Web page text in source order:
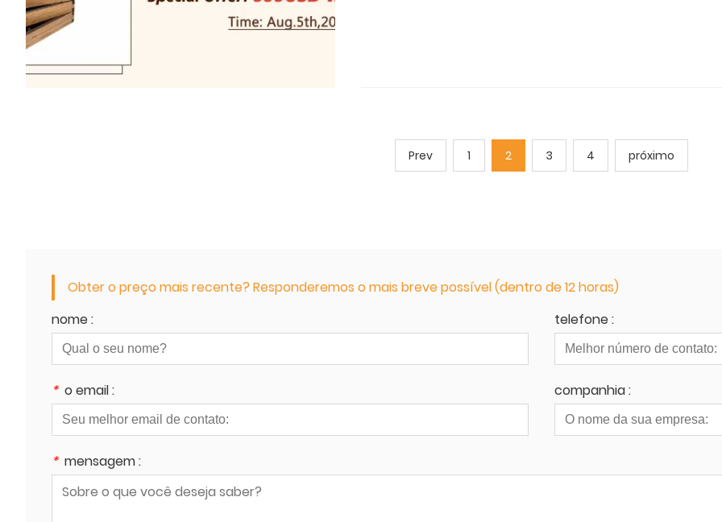
Prev 1 2 3 4 próximo
Obter o preço mais recente? Responderemos o mais breve possível (dentro de 12 horas)
nome :
telefone :
* o email : companhia :
* mensagem :